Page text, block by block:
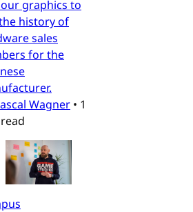
graphics to
history of
sales
for the
Wagner • 1